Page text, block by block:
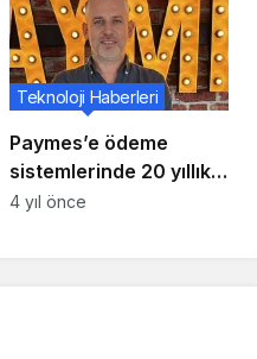
Paymes’e ödeme
sistemlerinde 20 yıllık
tecrübe transferi
Teknoloji Haberleri
4 yıl önce